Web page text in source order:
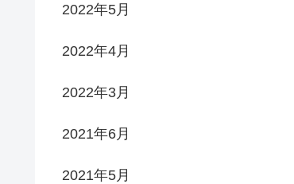
2022年5月
2022年4月
2022年3月
2021年6月
2021年5月